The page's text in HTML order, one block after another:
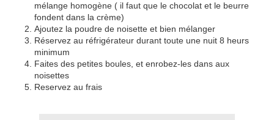
mélange homogène ( il faut que le chocolat et le beurre
fondent dans la crème)
Ajoutez la poudre de noisette et bien mélanger
Réservez au réfrigérateur durant toute une nuit 8 heurs
minimum
Faites des petites boules, et enrobez-les dans aux
noisettes
Reservez au frais